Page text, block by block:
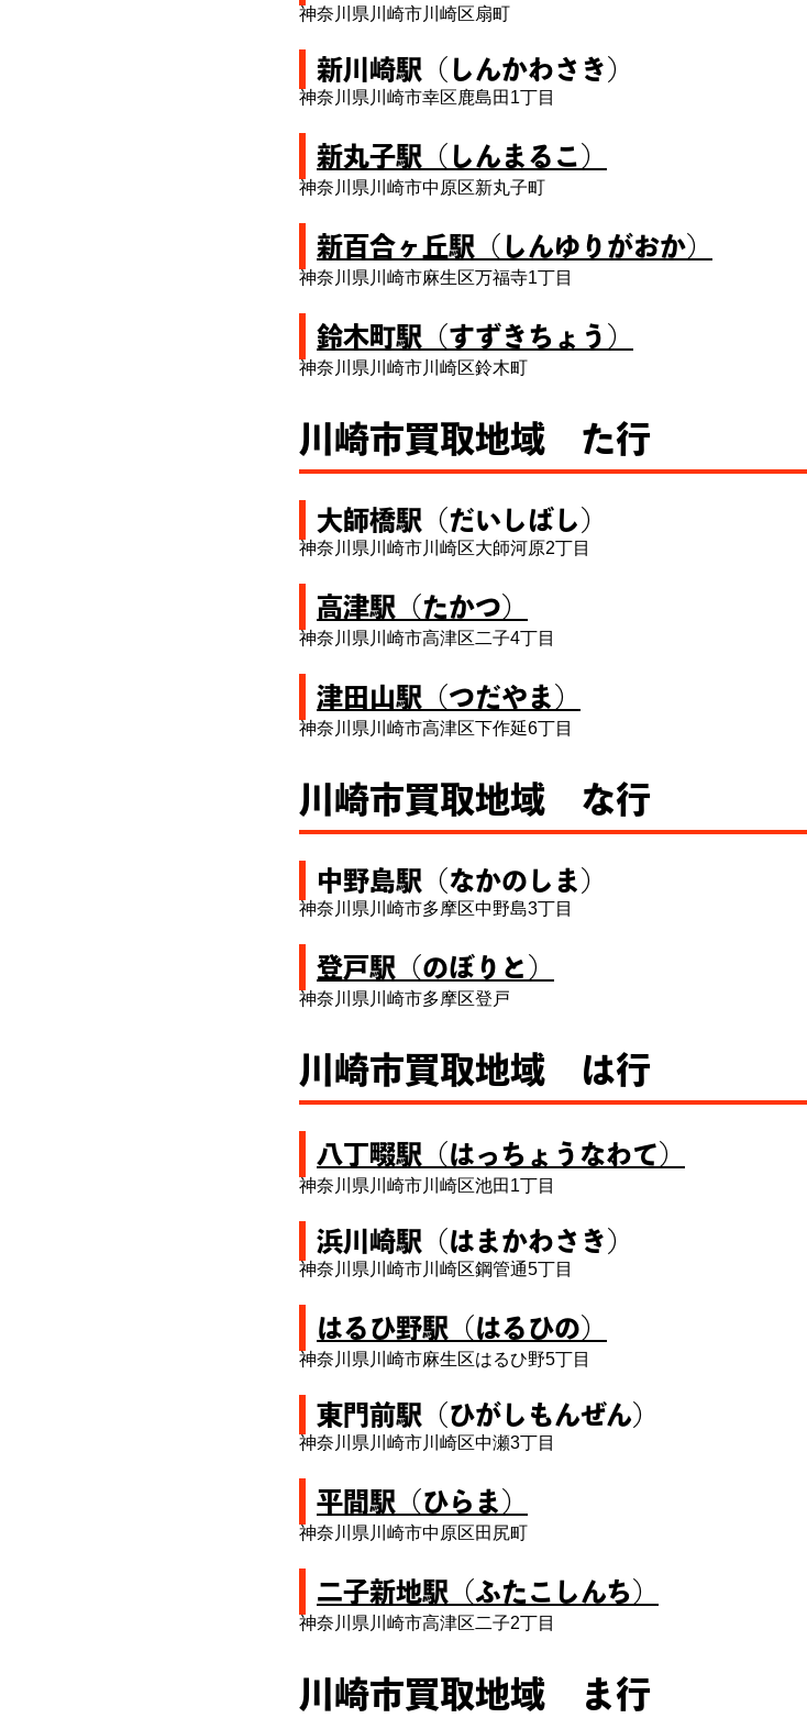
神奈川県川崎市川崎区扇町
新川崎駅（しんかわさき）
神奈川県川崎市幸区鹿島田1丁目
新丸子駅（しんまるこ）
神奈川県川崎市中原区新丸子町
新百合ヶ丘駅（しんゆりがおか）
神奈川県川崎市麻生区万福寺1丁目
鈴木町駅（すずきちょう）
神奈川県川崎市川崎区鈴木町
川崎市買取地域 た行
大師橋駅（だいしばし）
神奈川県川崎市川崎区大師河原2丁目
高津駅（たかつ）
神奈川県川崎市高津区二子4丁目
津田山駅（つだやま）
神奈川県川崎市高津区下作延6丁目
川崎市買取地域 な行
中野島駅（なかのしま）
神奈川県川崎市多摩区中野島3丁目
登戸駅（のぼりと）
神奈川県川崎市多摩区登戸
川崎市買取地域 は行
八丁畷駅（はっちょうなわて）
神奈川県川崎市川崎区池田1丁目
浜川崎駅（はまかわさき）
神奈川県川崎市川崎区鋼管通5丁目
はるひ野駅（はるひの）
神奈川県川崎市麻生区はるひ野5丁目
東門前駅（ひがしもんぜん）
神奈川県川崎市川崎区中瀬3丁目
平間駅（ひらま）
神奈川県川崎市中原区田尻町
二子新地駅（ふたこしんち）
神奈川県川崎市高津区二子2丁目
川崎市買取地域 ま行